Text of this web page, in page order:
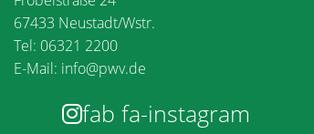
67433 Neustadt/Wstr.
Tel: 06321 2200
E-Mail: info@pwv.de
fab fa-instagram